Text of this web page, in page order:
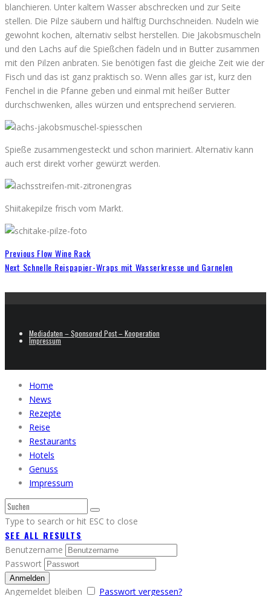
blanchieren. Unter kaltem Wasser abschrecken und zur Seite
stellen. Die Pilze säubern und hälftig Durchschneiden. Nudeln wie
gewohnt kochen, alternativ selbst herstellen. Die Jakobsmuscheln
und den Lachs auf die Spießchen fädeln und in Butter zusammen
mit den Pilzen anbraten. Sie benötigen fast die gleiche Zeit wie der
Fisch und das ist ganz praktisch so. Wenn alles gar ist, kurz den
Fenchel in die Pfanne geben und einmal mit heißer Butter
durchschwenken, alles würzen und entsprechend servieren.
Spieße zusammengesteckt und schon mariniert. Alternativ kann
auch erst direkt vorher gewürzt werden.
Shiitakepilze frisch vom Markt.
Previous Flow Wine Rack
Next Schnelle Reispapier-Wraps mit Wasserkresse und Garnelen
Mediadaten – Sponsored Post – Kooperation
Impressum
Home
News
Rezepte
Reise
Restaurants
Hotels
Genuss
Impressum
Type to search or hit ESC to close
SEE ALL RESULTS
Benutzername
Passwort
Angemeldet bleiben Passwort vergessen?